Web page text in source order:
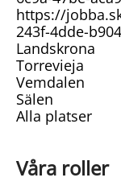
https://
243f-4dde-
Landskrona
Torrevieja
Vemdalen
Sälen
Alla platser
Våra roller